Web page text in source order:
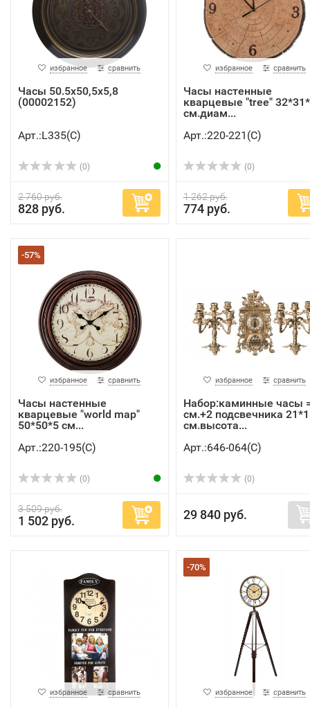
избранное сравнить
Часы 50.5х50,5х5,8
(00002152)
Арт.:L335(C)
(0)
2 760 руб.
828 руб.
избранное сравнить
Часы настенные
кварцевые "tree"
см.диам...
Арт.:220-221(C)
(0)
1 262 руб.
774 руб.
-57%
избранное сравнить
Часы настенные
кварцевые "world map"
50*50*5 см...
Арт.:220-195(C)
(0)
3 509 руб.
1 502 руб.
избранное сравнить
Набор:каминные часы
см.+2 подсвечника
см.высота...
Арт.:646-064(C)
(0)
29 840 руб.
избранное сравнить
-70%
избранное сравнить